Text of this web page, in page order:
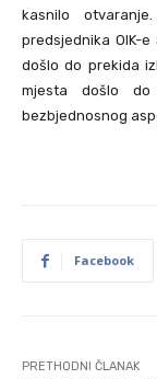
kasnilo
predsjednika OIK-
došlo do prekida
mjesta došlo do
bezbjednosnog
Facebook
PRETHODNI ČLANAK